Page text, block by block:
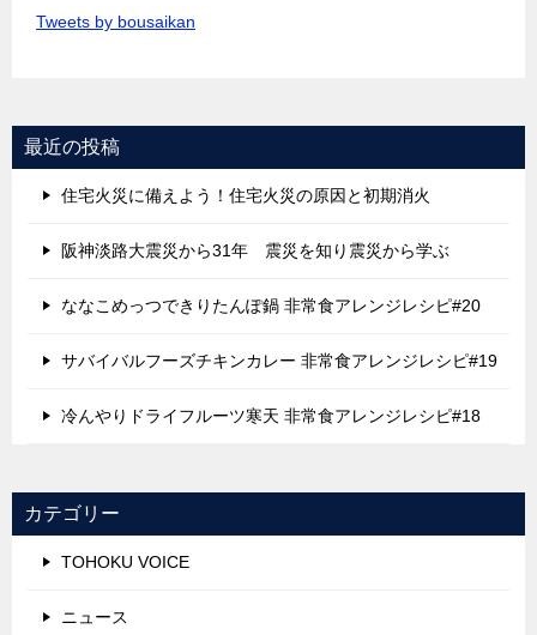
Tweets by bousaikan
最近の投稿
住宅火災に備えよう！住宅火災の原因と初期消火
阪神淡路大震災から31年 震災を知り震災から学ぶ
ななこめっつできりたんぽ鍋 非常食アレンジレシピ#20
サバイバルフーズチキンカレー 非常食アレンジレシピ#19
冷んやりドライフルーツ寒天 非常食アレンジレシピ#18
カテゴリー
TOHOKU VOICE
ニュース